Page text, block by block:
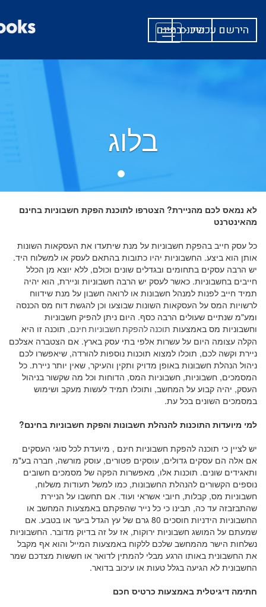
הירשם עכשיו - בחינם
היכנס
Toggle
navigation
בלוג
לא נמאס לכם מהניירת? הצטרפו לתוכנת הפקת חשבוניות בחינם
מהאינטרנט
כל עסק חייב בהפקת חשבוניות על מנת שיתעדו את העסקאות השונות
אותן הוא ביצע. החשבוניות יהיו כתובות בהתאם לעסק או למשלוח היד.
יש הרבה עסקים בתחומים ובגדלים שונים וכולם, ללא יוצא מן הכלל
חייבים בחשבוניות. כאשר לעסק יש הרבה חשבוניות וניירת, הוא יהיה
תמיד חייב לפנות למנהל חשבונות או לרואה חשבון על מנת שידווח
לרשויות המס על העסקאות השונות שבוצעו וכן להגשת דוח מס הכנסה
ומע"מ שנתיים שעולים הרבה כסף. היום ניתן להפיק חשבוניות
וחשבוניות מס באמצעות תוכנה להפקת חשבוניות חינם, תוכנה זו היא
הקלה עצומה היום על עשרות אלפי בתי עסק בארץ. אם הצטברה אצלכם
ניירת וקשה לכם, תוכלו למצוא תוכנות נוספות להורדה, שיאפשרו לכם
ניהול הנהלת חשבונות באופן מדויק ותקין והעיקר, שאין יותר ניירת. כל
המסמכים, חשבוניות, חשבוניות המס, הדוחות וכל מה שקשור בניהול
העסק, יהיה קבוע על המחשב, ותוכלו תמיד לעשות מעקב ושימוש
במסמכים השונים בכל עת.
למי מיועדות התוכנות להנהלת חשבונות והפקת חשבוניות בחינם?
יש לציין כי תוכנה להפקת חשבוניות חינם , מיועדת לכל סוגי העסקים
אם אלה הם עסקים גדולים, עוסקים פטורים, עוסק מורשה, חברה בע"מ
ותאגידים שונים. תוכנות אלו, מאפשרות הפקה של מסמכים חשובים
נוספים הקשורים להנהלת החשבונות, כמו למשל תעודות משלוח,
חשבוניות מס, קבלות, חיובי אשראי ועוד. אם תחשבו על הניירת
שהתבזבזה עד כה, תבינו כי כל נייר שהפקתם באמצעות המחשב או
החשבוניות הידניות חוסכים 80 גרם של עץ הגדל ביער או בטבע. אם
שמעתם על המושג חשבוניות ירוקות, אז על זה בדיוק מדובר. החשבוניות
נשלחות הישר מהמחשב שלכם ללקוח באמצעות המייל והוא אף מקבל
את החשבונית באותו הרגע מבלי להמתין לדואר או חששות מצדכם שמר
החשבונית לא הגיעה בגלל טעות או עיכוב בדואר.
חתימה דיגיטלית באמצעות כרטיס חכם